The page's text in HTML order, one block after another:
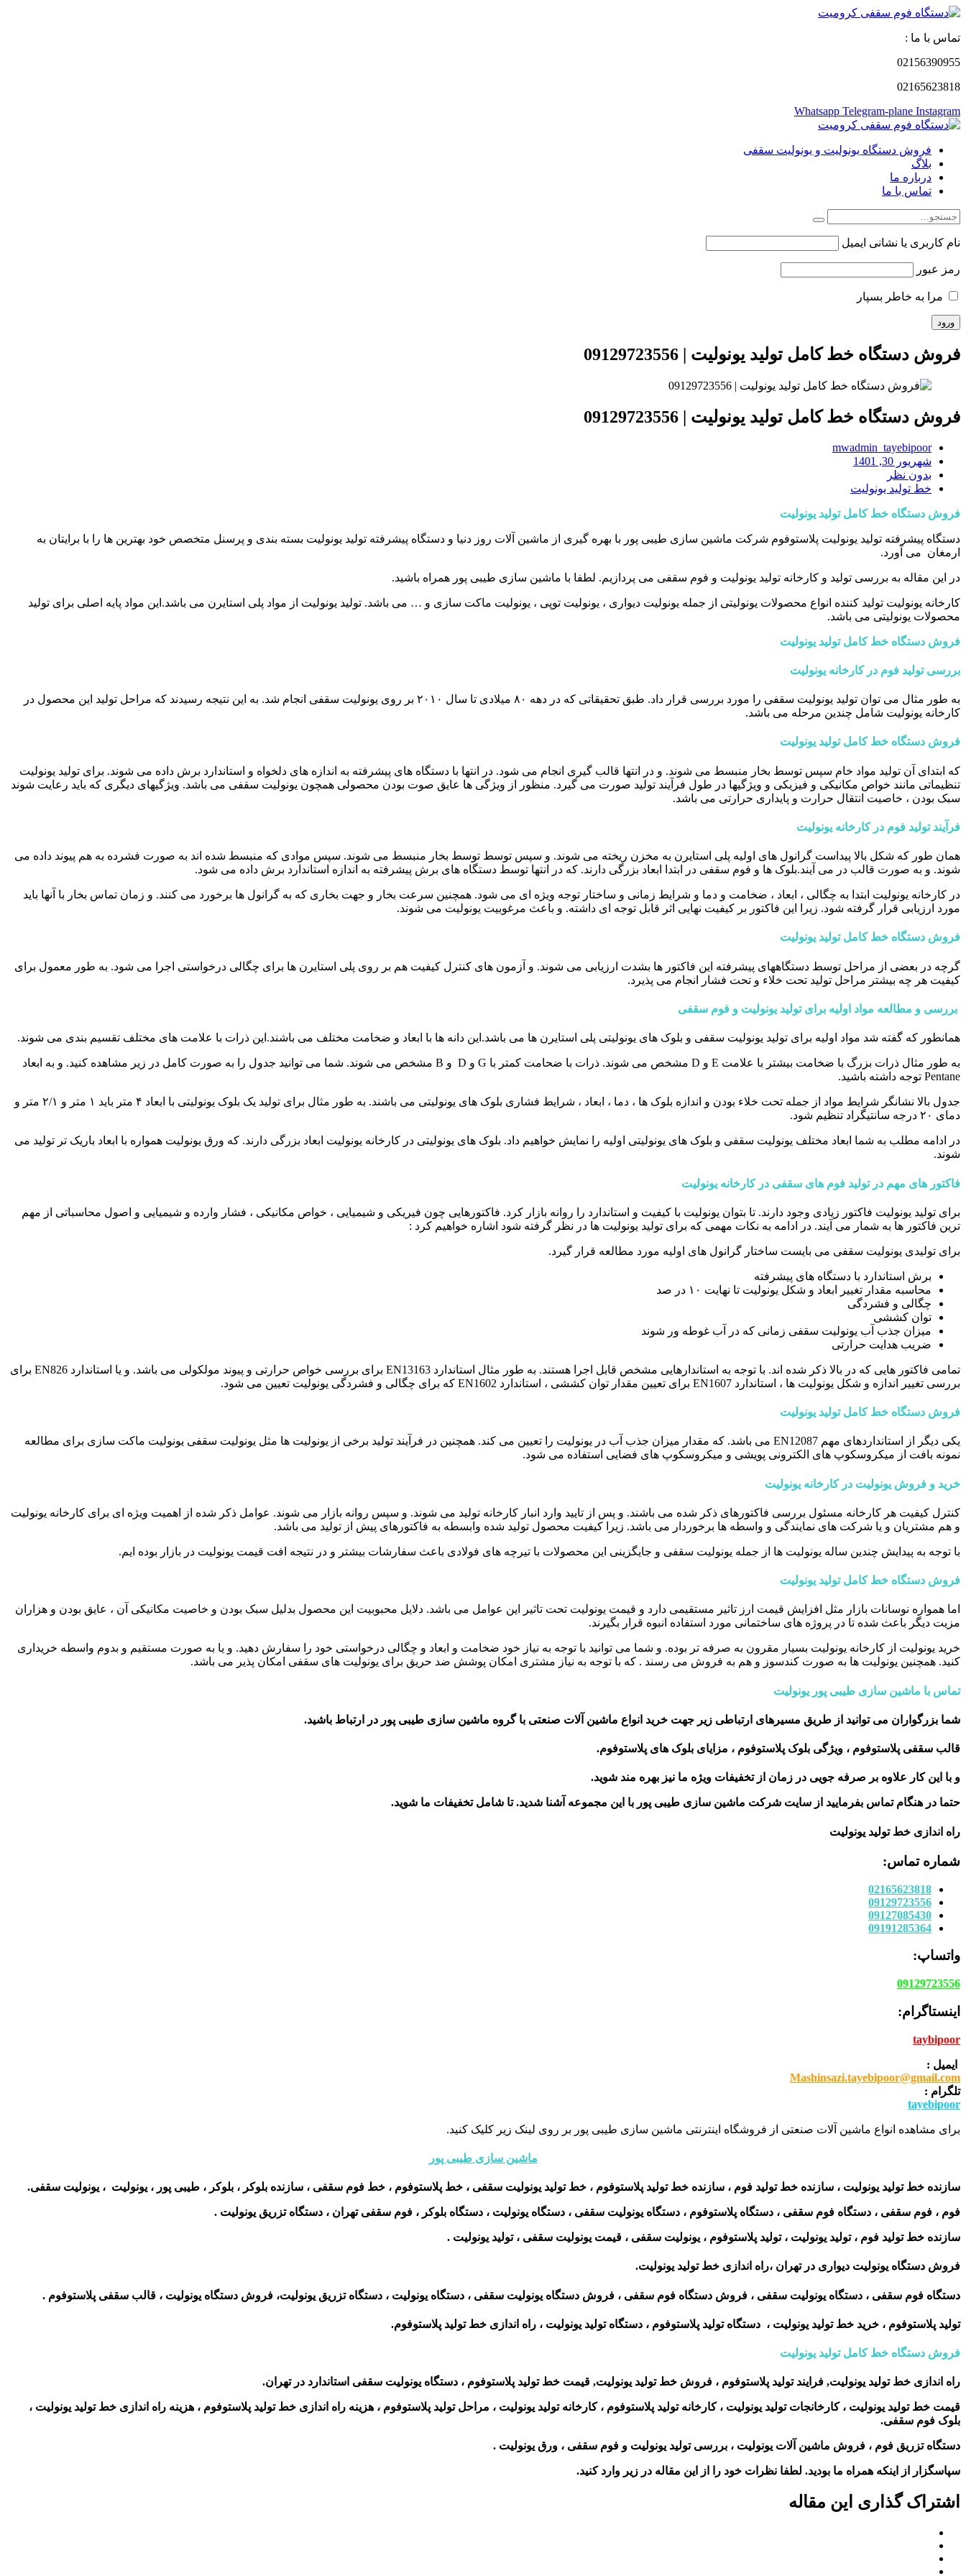
تماس با ما :
02156390955
02165623818
Whatsapp Telegram-plane Instagram
فروش دستگاه یونولیت و یونولیت سقفی
بلاگ
درباره ما
تماس با ما
نام کاربری یا نشانی ایمیل
رمز عبور
مرا به خاطر بسپار
فروش دستگاه خط کامل تولید یونولیت | 09129723556
فروش دستگاه خط کامل تولید یونولیت | 09129723556
mwadmin_tayebipoor
شهریور 30, 1401
بدون نظر
خط تولید یونولیت
فروش دستگاه خط کامل تولید یونولیت
دستگاه پیشرفته تولید یونولیت پلاستوفوم شرکت ماشین سازی طیبی پور با بهره گیری از ماشین آلات روز دنیا و دستگاه پیشرفته تولید یونولیت بسته بندی و پرسنل متخصص خود بهترین ها را با برایتان به
ارمغان می آورد.
در این مقاله به بررسی تولید و کارخانه تولید یونولیت و فوم سقفی می پردازیم. لطفا با ماشین سازی طیبی پور همراه باشید.
کارخانه یونولیت تولید کننده انواع محصولات یونولیتی از جمله یونولیت دیواری ، یونولیت توپی ، یونولیت ماکت سازی و … می باشد. تولید یونولیت از مواد پلی استایرن می باشد.این مواد پایه اصلی برای تولید
محصولات یونولیتی می باشد.
فروش دستگاه خط کامل تولید یونولیت
بررسی تولید فوم در کارخانه یونولیت
به طور مثال می توان تولید یونولیت سقفی را مورد بررسی قرار داد. طبق تحقیقاتی که در دهه ۸۰ میلادی تا سال ۲۰۱۰ بر روی یونولیت سقفی انجام شد. به این نتیجه رسیدند که مراحل تولید این محصول در
کارخانه یونولیت شامل چندین مرحله می باشد.
فروش دستگاه خط کامل تولید یونولیت
که ابتدای آن تولید مواد خام سپس توسط بخار منبسط می شوند. و در انتها قالب گیری انجام می شود. در انتها با دستگاه های پیشرفته به اندازه های دلخواه و استاندارد برش داده می شوند. برای تولید یونولیت
تنظیماتی مانند خواص مکانیکی و فیزیکی و ویژگیها در طول فرآیند تولید صورت می گیرد. منظور از ویژگی ها عایق صوت بودن محصولی همچون یونولیت سقفی می باشد. ویژگیهای دیگری که باید رعایت شوند
سبک بودن ، خاصیت انتقال حرارت و پایداری حرارتی می باشد.
فرآیند تولید فوم در کارخانه یونولیت
همان طور که شکل بالا پیداست گرانول های اولیه پلی استایرن به مخزن ریخته می شوند. و سپس توسط توسط بخار منبسط می شوند. سپس موادی که منبسط شده اند به صورت فشرده به هم پیوند داده می
شوند. و به صورت قالب در می آیند.بلوک ها و فوم سقفی در ابتدا ابعاد بزرگی دارند. که در انتها توسط دستگاه های برش پیشرفته به اندازه استاندارد برش داده می شود.
در کارخانه یونولیت ابتدا به چگالی ، ابعاد ، ضخامت و دما و شرایط زمانی و ساختار توجه ویژه ای می شود. همچنین سرعت بخار و جهت بخاری که به گرانول ها برخورد می کنند. و زمان تماس بخار با آنها باید
مورد ارزیابی قرار گرفته شود. زیرا این فاکتور بر کیفیت نهایی اثر قابل توجه ای داشته. و باعث مرغوبیت یونولیت می شوند.
فروش دستگاه خط کامل تولید یونولیت
گرچه در بعضی از مراحل توسط دستگاههای پیشرفته این فاکتور ها بشدت ارزیابی می شوند. و آزمون های کنترل کیفیت هم بر روی پلی استایرن ها برای چگالی درخواستی اجرا می شود. به طور معمول برای
کیفیت هر چه بیشتر مراحل تولید تحت خلاء و تحت فشار انجام می پذیرد.
بررسی و مطالعه مواد اولیه برای تولید یونولیت و فوم سقفی
همانطور که گفته شد مواد اولیه برای تولید یونولیت سقفی و بلوک های یونولیتی پلی استایرن ها می باشد.این دانه ها با ابعاد و ضخامت مختلف می باشند.این ذرات با علامت های مختلف تقسیم بندی می شوند.
به طور مثال ذرات بزرگ با ضخامت بیشتر با علامت E و D مشخص می شوند. ذرات با ضحامت کمتر با G و D و B مشخص می شوند. شما می توانید جدول را به صورت کامل در زیر مشاهده کنید. و به ابعاد
Pentane توجه داشته باشید.
جدول بالا نشانگر شرایط مواد از جمله تحت خلاء بودن و اندازه بلوک ها ، دما ، ابعاد ، شرایط فشاری بلوک های یونولیتی می باشند. به طور مثال برای تولید یک بلوک یونولیتی با ابعاد ۴ متر باید ۱ متر و ۲/۱ متر و
دمای ۲۰ درجه سانتیگراد تنظیم شود.
در ادامه مطلب به شما ابعاد مختلف یونولیت سقفی و بلوک های یونولیتی اولیه را نمایش خواهیم داد. بلوک های یونولیتی در کارخانه یونولیت ابعاد بزرگی دارند. که ورق یونولیت همواره با ابعاد باریک تر تولید می
شوند.
فاکتور های مهم در تولید فوم های سقفی در کارخانه یونولیت
برای تولید یونولیت فاکتور زیادی وجود دارند. تا بتوان یونولیت با کیفیت و استاندارد را روانه بازار کرد. فاکتورهایی چون فیریکی و شیمیایی ، خواص مکانیکی ، فشار وارده و شیمیایی و اصول محاسباتی از مهم
ترین فاکتور ها به شمار می آیند. در ادامه به نکات مهمی که برای تولید یونولیت ها در نظر گرفته شود اشاره خواهیم کرد :
برای تولیدی یونولیت سقفی می بایست ساختار گرانول های اولیه مورد مطالعه قرار گیرد.
برش استاندارد با دستگاه های پیشرفته
محاسبه مقدار تغییر ابعاد و شکل یونولیت تا نهایت ۱۰ در صد
چگالی و فشردگی
توان کششی
میزان جذب آب یونولیت سقفی زمانی که در آب غوطه ور شوند
ضریب هدایت حرارتی
تمامی فاکتور هایی که در بالا ذکر شده اند. با توجه به استاندارهایی مشخص قابل اجرا هستند. به طور مثال استاندارد EN13163 برای بررسی خواص حرارتی و پیوند مولکولی می باشد. و یا استاندارد EN826 برای
بررسی تغییر اندازه و شکل یونولیت ها ، استاندارد EN1607 برای تعیین مقدار توان کششی ، استاندارد EN1602 که برای چگالی و فشردگی یونولیت تعیین می شود.
فروش دستگاه خط کامل تولید یونولیت
یکی دیگر از استانداردهای مهم EN12087 می باشد. که مقدار میزان جذب آب در یونولیت را تعیین می کند. همچنین در فرآیند تولید برخی از یونولیت ها مثل یونولیت سقفی یونولیت ماکت سازی برای مطالعه
نمونه بافت از میکروسکوپ های الکترونی پویشی و میکروسکوپ های فضایی استفاده می شود.
خرید و فروش یونولیت در کارخانه یونولیت
کنترل کیفیت هر کارخانه مسئول بررسی فاکتورهای ذکر شده می باشند. و پس از تایید وارد انبار کارخانه تولید می شوند. و سپس روانه بازار می شوند. عوامل ذکر شده از اهمیت ویژه ای برای کارخانه یونولیت
و هم مشتریان و یا شرکت های نمایندگی و واسطه ها برخوردار می باشد. زیرا کیفیت محصول تولید شده وابسطه به فاکتورهای پیش از تولید می باشد.
با توجه به پیدایش چندین ساله یونولیت ها از جمله یونولیت سقفی و جایگزینی این محصولات با تیرچه های فولادی باعث سفارشات بیشتر و در نتیجه افت قیمت یونولیت در بازار بوده ایم.
فروش دستگاه خط کامل تولید یونولیت
اما همواره نوسانات بازار مثل افزایش قیمت ارز تاثیر مستقیمی دارد و قیمت یونولیت تحت تاثیر این عوامل می باشد. دلایل محبوبیت این محصول بدلیل سبک بودن و خاصیت مکانیکی آن ، عایق بودن و هزاران
مزیت دیگر باعث شده تا در پروژه های ساختمانی مورد استفاده انبوه قرار بگیرند.
خرید یونولیت از کارخانه یونولیت بسیار مقرون به صرفه تر بوده. و شما می توانید با توجه به نیاز خود ضخامت و ابعاد و چگالی درخواستی خود را سفارش دهید. و یا به صورت مستقیم و بدوم واسطه خریداری
کنید. همچنین یونولیت ها به صورت کندسوز و هم به فروش می رسند . که با توجه به نیاز مشتری امکان پوشش ضد حریق برای یونولیت های سقفی امکان پذیر می باشد.
تماس با ماشین سازی طیبی پور یونولیت
شما بزرگواران می توانید از طریق مسیرهای ارتباطی زیر جهت خرید انواع ماشین آلات صنعتی با گروه ماشین سازی طیبی پور در ارتباط باشید.
قالب سقفی پلاستوفوم ، ویژگی بلوک پلاستوفوم ، مزایای بلوک های پلاستوفوم.
و با این کار علاوه بر صرفه جویی در زمان از تخفیفات ویژه ما نیز بهره مند شوید.
حتما در هنگام تماس بفرمایید از سایت شرکت ماشین سازی طیبی پور با این مجموعه آشنا شدید. تا شامل تخفیفات ما شوید.
راه اندازی خط تولید یونولیت
شماره تماس:
02165623818
09129723556
09127085430
09191285364
واتساپ:
09129723556
اینستاگرام:
taybipoor
ایمیل :
Mashinsazi.tayebipoor@gmail.com
تلگرام :
tayebipoor
برای مشاهده انواع ماشین آلات صنعتی از فروشگاه اینترنتی ماشین سازی طیبی پور بر روی لینک زیر کلیک کنید.
ماشین سازی طیبی پور
سازنده خط تولید یونولیت ، سازنده خط تولید فوم ، سازنده خط تولید پلاستوفوم ، خط تولید یونولیت سقفی ، خط پلاستوفوم ، خط فوم سقفی ، سازنده بلوکر ، بلوکر ، طیبی پور ، یونولیت ، یونولیت سقفی.
فوم ، فوم سقفی ، دستگاه فوم سقفی ، دستگاه پلاستوفوم ، دستگاه یونولیت سقفی ، دستگاه یونولیت ، دستگاه بلوکر ، فوم سقفی تهران ، دستگاه تزریق یونولیت .
سازنده خط تولید فوم ، تولید یونولیت ، تولید پلاستوفوم ، یونولیت سقفی ، قیمت یونولیت سقفی ، تولید یونولیت .
فروش دستگاه یونولیت دیواری در تهران ،راه اندازی خط تولید یونولیت.
دستگاه فوم سقفی ، دستگاه یونولیت سقفی ، فروش دستگاه فوم سقفی ، فروش دستگاه یونولیت سقفی ، دستگاه یونولیت ، دستگاه تزریق یونولیت، فروش دستگاه یونولیت ، قالب سقفی پلاستوفوم .
تولید پلاستوفوم ، خرید خط تولید یونولیت ، دستگاه تولید پلاستوفوم ، دستگاه تولید یونولیت ، راه اندازی خط تولید پلاستوفوم.
فروش دستگاه خط کامل تولید یونولیت
راه اندازی خط تولید یونولیت, فرایند تولید پلاستوفوم ، فروش خط تولید یونولیت, قیمت خط تولید پلاستوفوم ، دستگاه یونولیت سقفی استاندارد در تهران.
قیمت خط تولید یونولیت ، کارخانجات تولید یونولیت ، کارخانه تولید پلاستوفوم ، کارخانه تولید یونولیت ، مراحل تولید پلاستوفوم ، هزینه راه اندازی خط تولید پلاستوفوم ، هزینه راه اندازی خط تولید یونولیت ،
بلوک فوم سقفی.
دستگاه تزریق فوم ، فروش ماشین آلات یونولیت ، بررسی تولید یونولیت و فوم سقفی ، ورق یونولیت .
سپاسگزار از اینکه همراه ما بودید. لطفا نظرات خود را از این مقاله در زیر وارد کنید.
اشتراک گذاری این مقاله